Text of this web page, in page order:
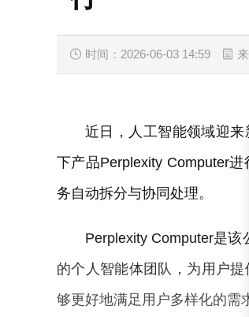
时间：2026-06-03 14:59
近日，人工智能领域迎
下产品Perplexity Computer
务自动拆分与协同处理。
Perplexity Computer是
的个人智能体团队，为用户
够更好地满足用户多样化的需